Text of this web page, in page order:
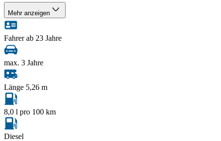
Mehr anzeigen
Fahrer ab 23 Jahre
max. 3 Jahre
Länge 5,26 m
8,0 l pro 100 km
Diesel